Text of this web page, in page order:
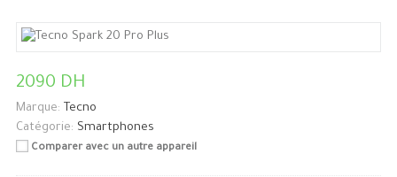
2090 DH
Marque: Tecno
Catégorie: Smartphones
Comparer avec un autre appareil